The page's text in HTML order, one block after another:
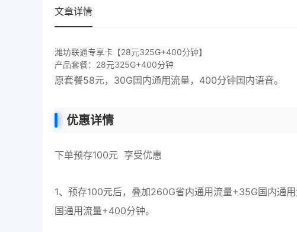
文章详情
潍坊联通专享卡【28元325G+400分钟】
产品套餐：28元325G+400分钟
原套餐58元，30G国内通用流量，400分钟国内语音。
优惠详情
下单预存100元 享受优惠
1、预存100元后，叠加260G省内通用流量+35G国内通
国通用流量+400分钟。